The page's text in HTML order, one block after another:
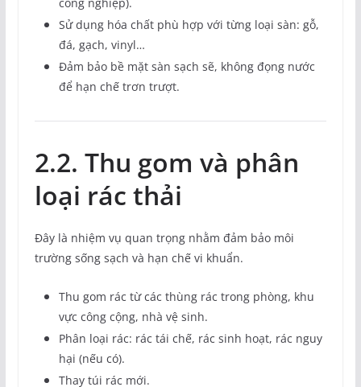
Sử dụng hóa chất phù hợp với từng loại sàn: gỗ,
đá, gạch, vinyl…
Đảm bảo bề mặt sàn sạch sẽ, không đọng nước
để hạn chế trơn trượt.
2.2. Thu gom và phân
loại rác thải
Đây là nhiệm vụ quan trọng nhằm đảm bảo môi
trường sống sạch và hạn chế vi khuẩn.
Thu gom rác từ các thùng rác trong phòng, khu
vực công cộng, nhà vệ sinh.
Phân loại rác: rác tái chế, rác sinh hoạt, rác nguy
hại (nếu có).
Thay túi rác mới.